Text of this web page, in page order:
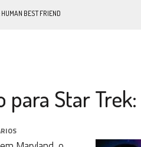
BEST FRIEND
DE STRANGE NEW WORDS
FILME DE FÃS AXANAR HORAS APÓS ESTREIA
– “THE GRIFFIN INCIDENT” (4×02)
DE UMA ERA NA SDCC
Star Trek: